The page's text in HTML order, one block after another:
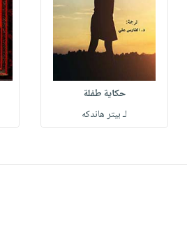
حكاية طفلة
لـ بيتر هاندكه